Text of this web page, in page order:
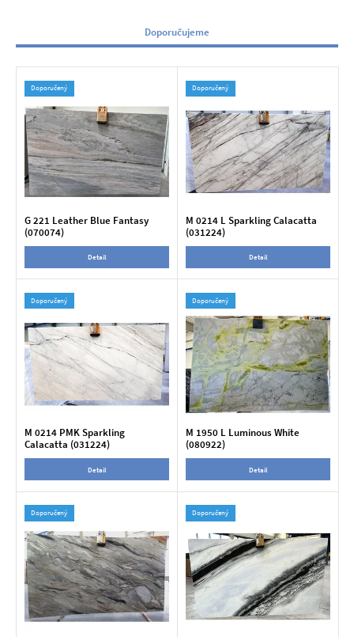
Doporučujeme
Doporučený
G 221 Leather Blue Fantasy
(070074)
Detail
Doporučený
M 0214 L Sparkling Calacatta
(031224)
Detail
Doporučený
M 0214 PMK Sparkling
Calacatta (031224)
Detail
Doporučený
M 1950 L Luminous White
(080922)
Detail
Doporučený Doporučený